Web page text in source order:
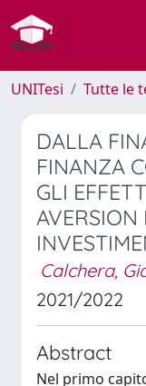
UNITesi Tutte le
DALLA
FINANZA
GLI
AVERSION
Calchera,
2021/2022
Abstract
Nel primo